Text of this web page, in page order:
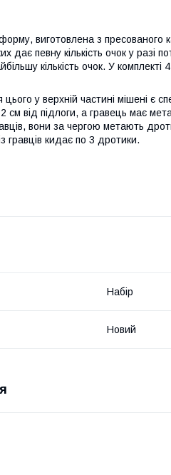
виготовлена з пресованого
дає певну кількість очок у
кількість очок. У комплекті
у верхній частині мішені є
см від підлоги, а гравець має
вони за чергою метають
гравців кидає по 3 дротики.
Набір
Новий